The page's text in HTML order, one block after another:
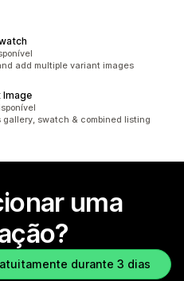
add multiple variant images
Image
swatch & combined listing
uma
durante 3 dias